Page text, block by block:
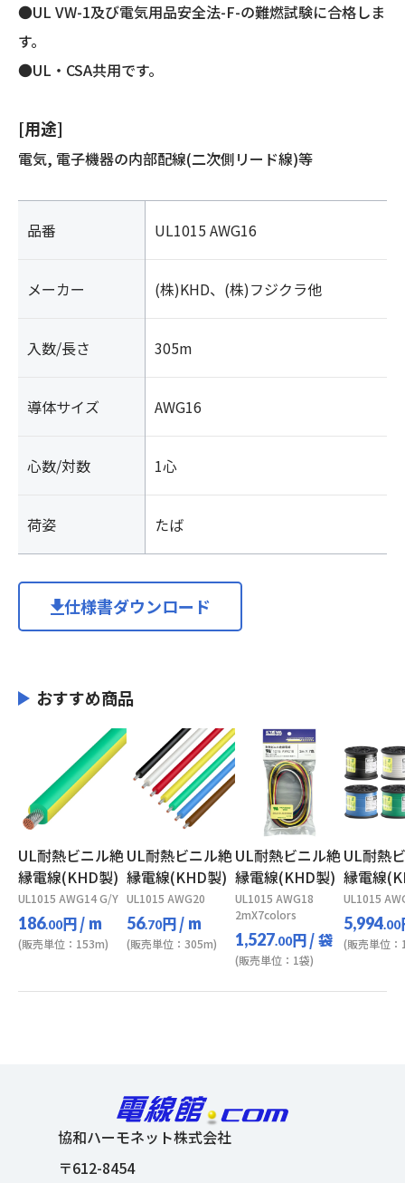
●UL VW-1及び電気用品安全法-F-の難燃試験に合格しま
す。
●UL・CSA共用です。
[用途]
電気, 電子機器の内部配線(二次側リード線)等
品番 UL1015 AWG16
メーカー (株)KHD、(株)フジクラ他
入数/長さ 305m
導体サイズ AWG16
心数/対数 1心
荷姿 たば
仕様書ダウンロード
おすすめ商品
UL耐熱ビニル絶
縁電線(KHD製)
UL1015 AWG14 G/Y
186.00円/ m
(販売単位：153m)
UL耐熱ビニル絶
縁電線(KHD製)
UL1015 AWG20
56.70円/ m
(販売単位：305m)
UL耐熱ビニル絶
縁電線(KHD製)
UL1015 AWG18
2mX7colors
1,527.00円/ 袋
(販売単位：1袋)
UL耐熱
縁電線
UL1015
5,994.00
(販売単位：
協和ハーモネット株式会社
〒612-8454